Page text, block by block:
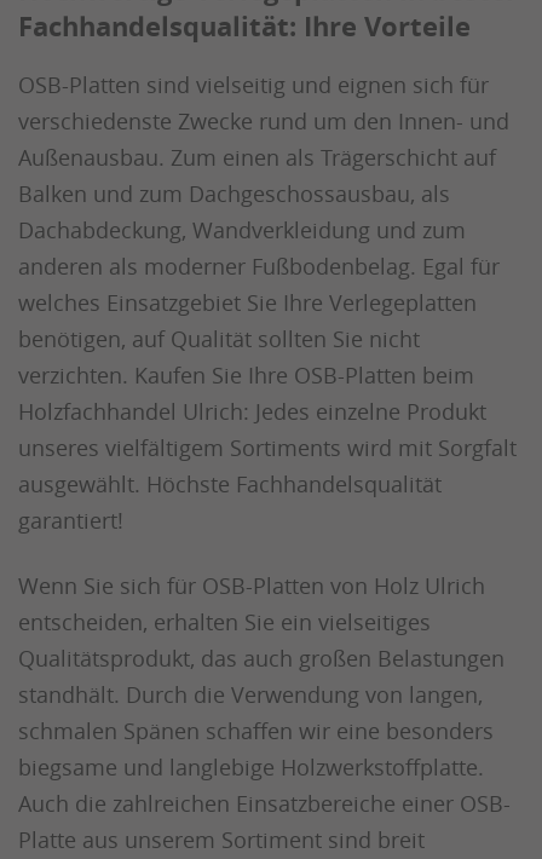
Fachhandelsqualität: Ihre Vorteile
OSB-Platten sind vielseitig und eignen sich für
verschiedenste Zwecke rund um den Innen- und
Außenausbau. Zum einen als Trägerschicht auf
Balken und zum Dachgeschossausbau, als
Dachabdeckung, Wandverkleidung und zum
anderen als moderner Fußbodenbelag. Egal für
welches Einsatzgebiet Sie Ihre Verlegeplatten
benötigen, auf Qualität sollten Sie nicht
verzichten. Kaufen Sie Ihre OSB-Platten beim
Holzfachhandel Ulrich: Jedes einzelne Produkt
unseres vielfältigem Sortiments wird mit Sorgfalt
ausgewählt. Höchste Fachhandelsqualität
garantiert!
Wenn Sie sich für OSB-Platten von Holz Ulrich
entscheiden, erhalten Sie ein vielseitiges
Qualitätsprodukt, das auch großen Belastungen
standhält. Durch die Verwendung von langen,
schmalen Spänen schaffen wir eine besonders
biegsame und langlebige Holzwerkstoffplatte.
Auch die zahlreichen Einsatzbereiche einer OSB-
Platte aus unserem Sortiment sind breit